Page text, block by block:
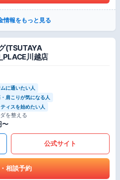
情報をもっと見る
(TSUTAYA
川越店
に通いたい人
肩こりが気になる人
ィスを始めたい人
を整える
〜
公式サイト
相談予約